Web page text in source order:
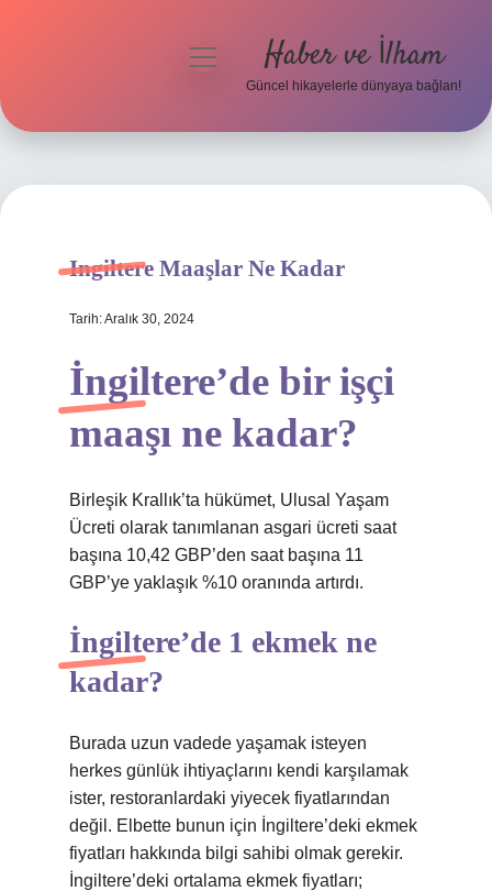
Hakkımızda
menüyü
Haber ve İlham
Güncel hikayelerle dünyaya bağlan!
Ingiltere Maaşlar Ne Kadar
Tarih: Aralık 30, 2024
İngiltere’de bir işçi
maaşı ne kadar?
Birleşik Krallık’ta hükümet, Ulusal Yaşam
Ücreti olarak tanımlanan asgari ücreti saat
başına 10,42 GBP’den saat başına 11
GBP’ye yaklaşık %10 oranında artırdı.
İngiltere’de 1 ekmek ne
kadar?
Burada uzun vadede yaşamak isteyen
herkes günlük ihtiyaçlarını kendi karşılamak
ister, restoranlardaki yiyecek fiyatlarından
değil. Elbette bunun için İngiltere’deki ekmek
fiyatları hakkında bilgi sahibi olmak gerekir.
İngiltere’deki ortalama ekmek fiyatları;